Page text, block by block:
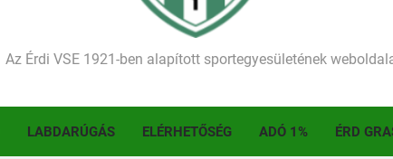
Történelmet írt az I. Érdi Football Fesztivál –
Az Érdi VSE 1921-ben alapított sportegyesületének
LABDARÚGÁS ELÉRHETŐSÉG ADÓ 1% ÉRD